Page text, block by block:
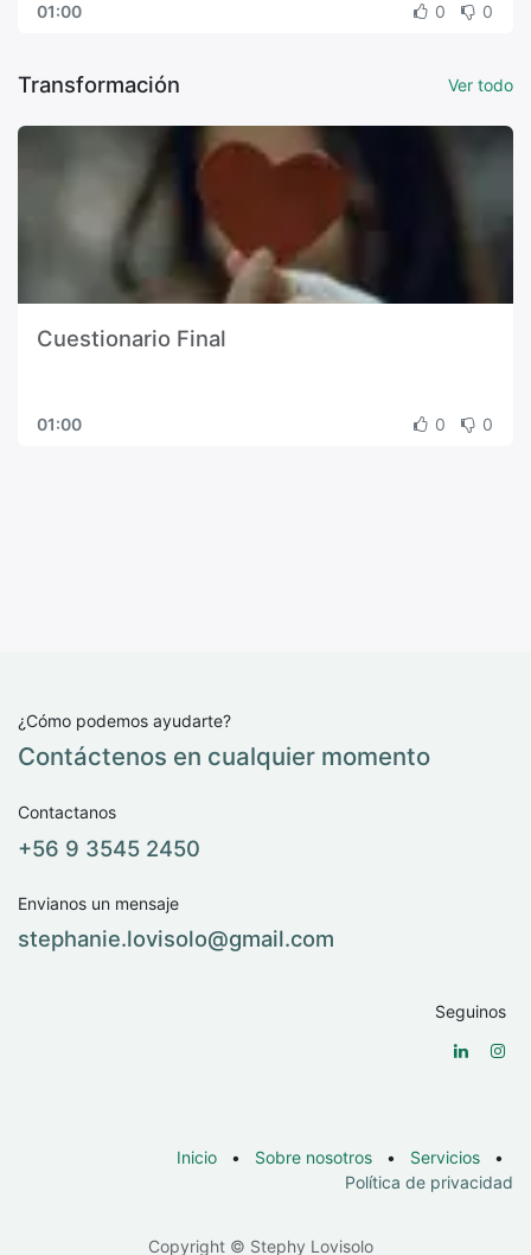
01:00 0 0
Transformación Ver todo
Cuestionario Final
01:00 0 0
¿Cómo podemos ayudarte?
Contáctenos en cualquier momento
Contactanos
+56 9 3545 2450
Envianos un mensaje
stephanie.lovisolo@​gmail.com
Seguinos
Inicio • Sobre nosotros • Servicios
•
Política de privacidad
Copyright © Stephy Lovisolo